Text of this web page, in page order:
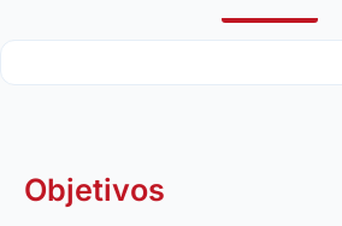
Objetivos